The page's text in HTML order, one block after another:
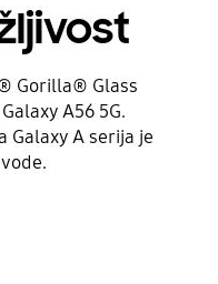
Gorilla® Glass
A56 5G.
Galaxy A serija je